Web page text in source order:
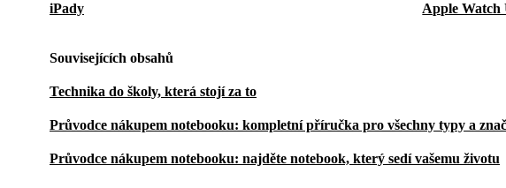
iPady Apple Watch
Souvisejících obsahů
Technika do školy, která stojí za to
Průvodce nákupem notebooku: kompletní příručka pro všechny typy a
Průvodce nákupem notebooku: najděte notebook, který sedí vašemu životu